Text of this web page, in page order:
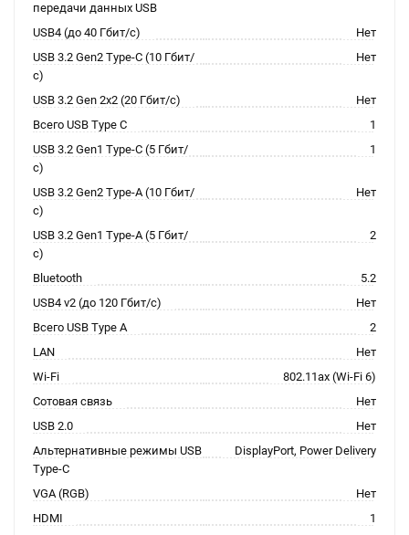
передачи данных USB
USB4 (до 40 Гбит/с)
Нет
USB 3.2 Gen2 Type-C (10 Гбит/
с)
Нет
USB 3.2 Gen 2x2 (20 Гбит/с)
Нет
Всего USB Type C
1
USB 3.2 Gen1 Type-C (5 Гбит/
с)
1
USB 3.2 Gen2 Type-A (10 Гбит/
с)
Нет
USB 3.2 Gen1 Type-A (5 Гбит/
с)
2
Bluetooth
5.2
USB4 v2 (до 120 Гбит/с)
Нет
Всего USB Type A
2
LAN
Нет
Wi-Fi
802.11ax (Wi-Fi 6)
Сотовая связь
Нет
USB 2.0
Нет
Альтернативные режимы USB
Type-C
DisplayPort, Power Delivery
VGA (RGB)
Нет
HDMI
1